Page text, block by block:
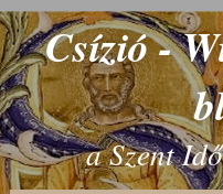
Csízió -
a Szent